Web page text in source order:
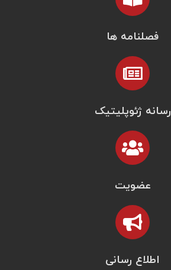
فصلنامه ها
رسانه ژئوپلیتیک
عضویت
اطلاع رسانی